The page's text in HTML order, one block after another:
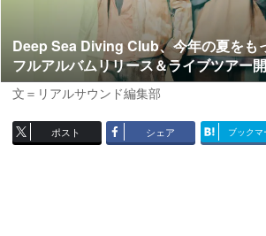
Deep Sea Diving Club、今年の夏を
フルアルバムリリース＆ライブツアー
文＝リアルサウンド編集部
ポスト シェア ブックマ